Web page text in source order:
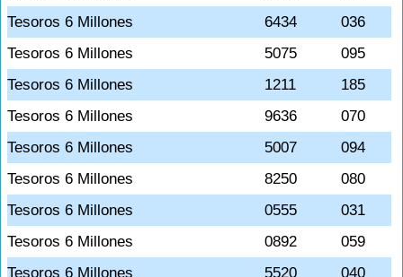
Tesoros 6 Millones
6434
036
Tesoros 6 Millones
5075
095
Tesoros 6 Millones
1211
185
Tesoros 6 Millones
9636
070
Tesoros 6 Millones
5007
094
Tesoros 6 Millones
8250
080
Tesoros 6 Millones
0555
031
Tesoros 6 Millones
0892
059
Tesoros 6 Millones
5520
040